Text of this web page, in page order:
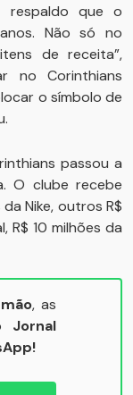
respaldo que o
Não só no
de receita”,
no Corinthians
o símbolo de
passou a
O clube recebe
Nike, outros R$
R$ 10 milhões da
, as
Jornal